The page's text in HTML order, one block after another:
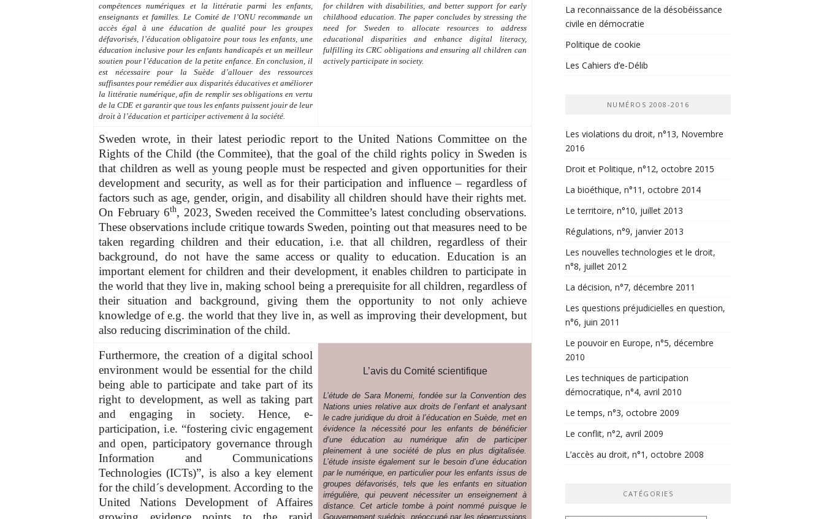
compétences numériques et la littératie parmi les enfants,
enseignants et familles. Le Comité de l’ONU recommande un
accès égal à une éducation de qualité pour les groupes
défavorisés, l’éducation obligatoire pour tous les enfants, une
éducation inclusive pour les enfants handicapés et un meilleur
soutien pour l’éducation de la petite enfance. En conclusion, il
est nécessaire pour la Suède d’allouer des ressources
suffisantes pour remédier aux disparités éducatives et améliorer
la littératie numérique, afin de remplir ses obligations en vertu
de la CDE et garantir que tous les enfants puissent jouir de leur
droit à l’éducation et participer activement à la société.
for children with disabilities, and better support for early
childhood education. The paper concludes by stressing the
need for Sweden to allocate resources to address
educational disparities and enhance digital literacy,
fulfilling its CRC obligations and ensuring all children can
actively participate in society.
Sweden wrote, in their latest periodic report to the United Nations Committee on the
Rights of the Child (the Commitee), that the goal of the child rights policy in Sweden is
that children as well as young people must be respected and given opportunities for their
development and security, as well as for their participation and influence – regardless of
factors such as age, gender, origin, and disability all children should have their rights met.
On February 6th, 2023, Sweden received the Committee’s latest concluding observations.
These observations include critique towards Sweden, pointing out that measures need to be
taken regarding children and their education, i.e. that all children, regardless of their
background, do not have the same access or quality to education. Education is an
important element for children and their development, it enables children to participate in
the world that they live in, making school being a prerequisite for all children, regardless of
their situation and background, giving them the opportunity to not only achieve
knowledge of e.g. the world that they live in, as well as improving their development, but
also reducing discrimination of the child.
Furthermore, the creation of a digital school
environment would be essential for the child
being able to participate and take part of its
right to development, as well as taking part
and engaging in society. Hence, e-
participation, i.e. “fostering civic engagement
and open, participatory governance through
Information and Communications
Technologies (ICTs)”, is also a key element
for the child´s development. According to the
United Nations Development of Affaires
L’avis du Comité scientifique
L’étude de Sara Monemi, fondée sur la Convention des
Nations unies relative aux droits de l’enfant et analysant
le cadre juridique du droit à l’éducation en Suède, met en
évidence la nécessité pour les enfants de bénéficier
d’une éducation au numérique afin de participer
pleinement à une société de plus en plus digitalisée.
L’étude insiste également sur le besoin d’une éducation
par le numérique, en particulier pour les enfants issus de
groupes défavorisés, tels que les enfants en situation
irrégulière, qui peuvent nécessiter un enseignement à
distance. Cet article tombe à point nommé puisque le
Gouvernement suédois, préoccupé par les répercussions
La reconnaissance de la désobéissance
civile en démocratie
Politique de cookie
Les Cahiers d’e-Délib
NUMÉROS 2008-2016
Les violations du droit, n°13, Novembre
2016
Droit et Politique, n°12, octobre 2015
La bioéthique, n°11, octobre 2014
Le territoire, n°10, juillet 2013
Régulations, n°9, janvier 2013
Les nouvelles technologies et le droit,
n°8, juillet 2012
La décision, n°7, décembre 2011
Les questions préjudicielles en question,
n°6, juin 2011
Le pouvoir en Europe, n°5, décembre
2010
Les techniques de participation
démocratique, n°4, avril 2010
Le temps, n°3, octobre 2009
Le conflit, n°2, avril 2009
L’accès au droit, n°1, octobre 2008
CATÉGORIES